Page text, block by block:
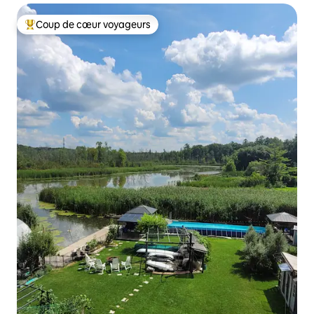
Coups de cœur voyageurs les plus appréciés
Coup de cœur voyageurs